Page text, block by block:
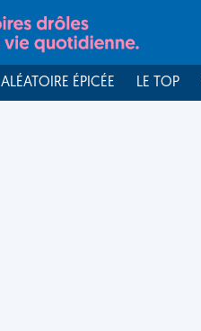
ALÉATOIRE ÉPICÉE LE TOP